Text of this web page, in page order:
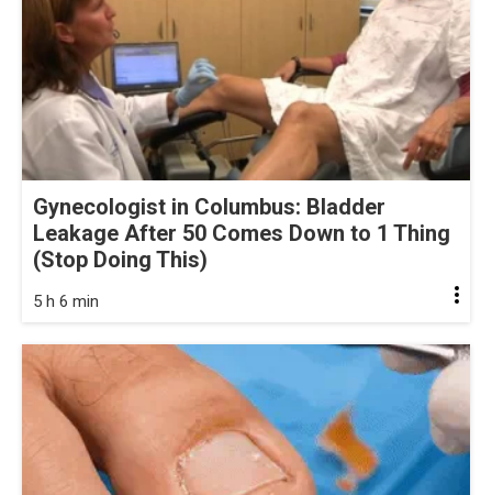
Gynecologist in Columbus: Bladder
Leakage After 50 Comes Down to 1 Thing
(Stop Doing This)
5 h 6 min